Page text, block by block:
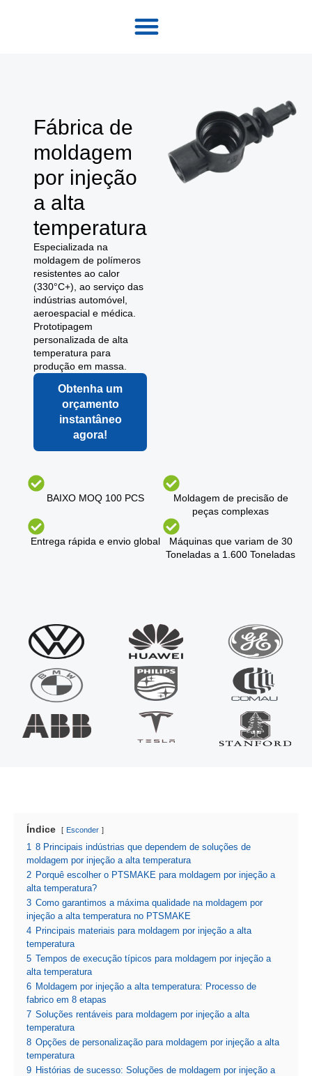
Fábrica de
moldagem
por injeção
a alta
temperatura
Especializada na
moldagem de polímeros
resistentes ao calor
(330°C+), ao serviço das
indústrias automóvel,
aeroespacial e médica.
Prototipagem
personalizada de alta
temperatura para
produção em massa.
Obtenha um
orçamento
instantâneo
agora!
BAIXO MOQ 100 PCS
Moldagem de precisão de
peças complexas
Entrega rápida e envio global
Máquinas que variam de 30
Toneladas a 1.600 Toneladas
Índice Esconder
1
8 Principais indústrias que dependem de soluções de
moldagem por injeção a alta temperatura
2 Porquê escolher o PTSMAKE para moldagem por injeção a
alta temperatura?
3 Como garantimos a máxima qualidade na moldagem por
injeção a alta temperatura no PTSMAKE
4 Principais materiais para moldagem por injeção a alta
temperatura
5 Tempos de execução típicos para moldagem por injeção a
alta temperatura
6 Moldagem por injeção a alta temperatura: Processo de
fabrico em 8 etapas
7 Soluções rentáveis para moldagem por injeção a alta
temperatura
8 Opções de personalização para moldagem por injeção a alta
temperatura
9 Histórias de sucesso: Soluções de moldagem por injeção a